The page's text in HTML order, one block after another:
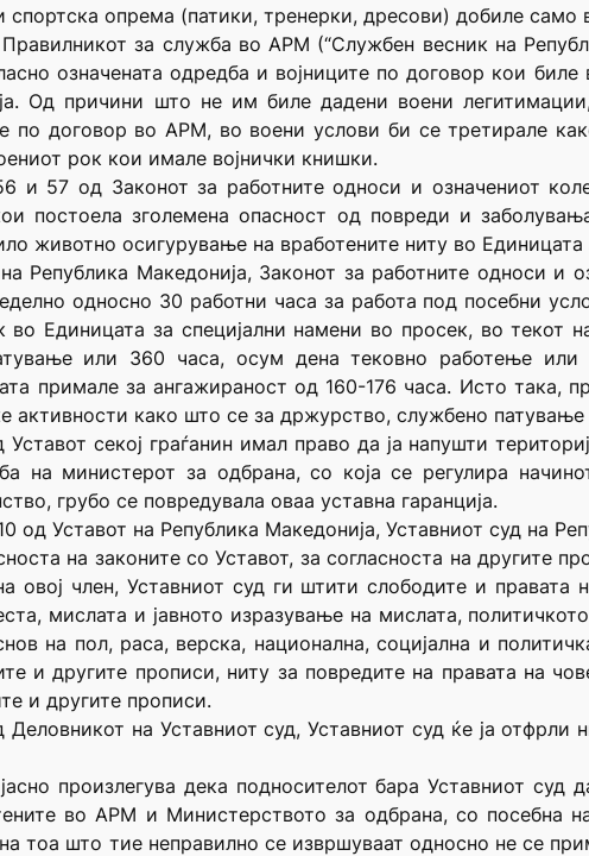
спортска опрема (патики, тренерки, дресови) добиле само
за служба во АРМ (“Службен весник на
означената одредба и војниците по договор кои
Од причини што не им биле дадени воени
по договор во АРМ, во воени услови би се третирале
рок кои имале војнички книшки.
и 57 од Законот за работните односи и означениот
постоела зголемена опасност од повреди и
животно осигурување на вработените ниту во Единицата
Република Македонија, Законот за работните односи и
односно 30 работни часа за работа под посебни
во Единицата за специјални намени во просек, во текот
или 360 часа, осум дена тековно работење
примале за ангажираност од 160-176 часа. Исто така,
активности како што се за држурство, службено
секој граѓанин имал право да ја напушти
на министерот за одбрана, со која се регулира
грубо се повредувала оваа уставна гаранција.
од Уставот на Република Македонија, Уставниот суд на
на законите со Уставот, за согласноста на другите
овој член, Уставниот суд ги штити слободите и правата
мислата и јавното изразување на мислата,
на пол, раса, верска, национална, социјална и
и другите прописи, ниту за повредите на правата на
и другите прописи.
на Уставниот суд, Уставниот суд ќе ја отфрли
произлегува дека подносителот бара Уставниот суд
во АРМ и Министерството за одбрана, со посебна
тоа што тие неправилно се извршуваат односно не се